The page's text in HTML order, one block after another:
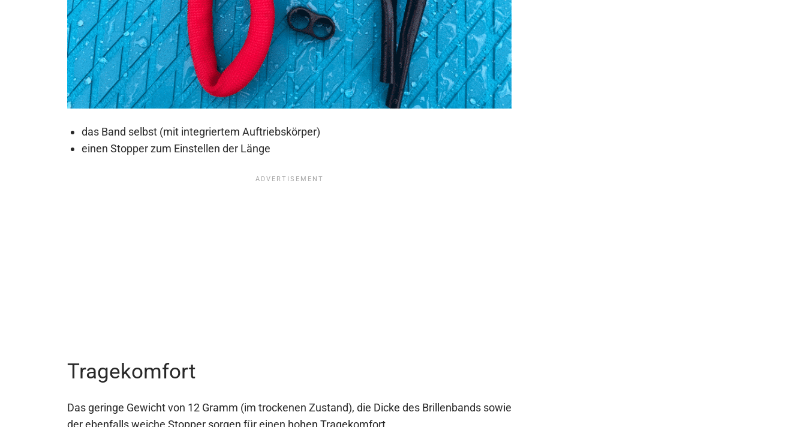
das Band selbst (mit integriertem Auftriebskörper)
einen Stopper zum Einstellen der Länge
Tragekomfort
Das geringe Gewicht von 12 Gramm (im trockenen Zustand), die Dicke des Brillenbands sowie